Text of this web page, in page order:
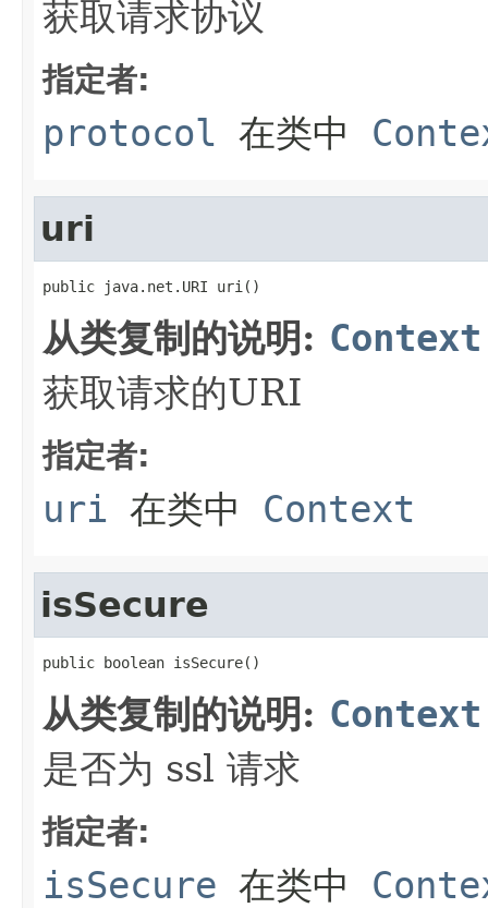
获取请求协议
指定者:
protocol 在类中
uri
public java.net.URI uri()
从类复制的说明: Context
获取请求的URI
指定者:
uri 在类中 Context
isSecure
public boolean isSecure()
从类复制的说明: Context
是否为 ssl 请求
指定者:
isSecure 在类中